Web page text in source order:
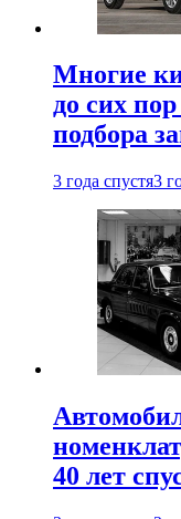
Многие
до сих
подбора
3 года спустя3
40 лет